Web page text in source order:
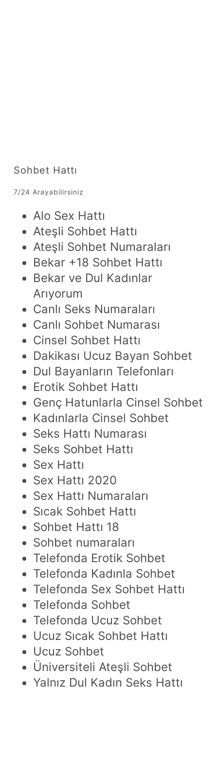
Sohbet Hattı
7/24 Arayabilirsiniz
Alo Sex Hattı
Ateşli Sohbet Hattı
Ateşli Sohbet Numaraları
Bekar +18 Sohbet Hattı
Bekar ve Dul Kadınlar
Arıyorum
Canlı Seks Numaraları
Canlı Sohbet Numarası
Cinsel Sohbet Hattı
Dakikası Ucuz Bayan Sohbet
Dul Bayanların Telefonları
Erotik Sohbet Hattı
Genç Hatunlarla Cinsel Sohbet
Kadınlarla Cinsel Sohbet
Seks Hattı Numarası
Seks Sohbet Hattı
Sex Hattı
Sex Hattı 2020
Sex Hattı Numaraları
Sıcak Sohbet Hattı
Sohbet Hattı 18
Sohbet numaraları
Telefonda Erotik Sohbet
Telefonda Kadınla Sohbet
Telefonda Sex Sohbet Hattı
Telefonda Sohbet
Telefonda Ucuz Sohbet
Ucuz Sıcak Sohbet Hattı
Ucuz Sohbet
Üniversiteli Ateşli Sohbet
Yalnız Dul Kadın Seks Hattı